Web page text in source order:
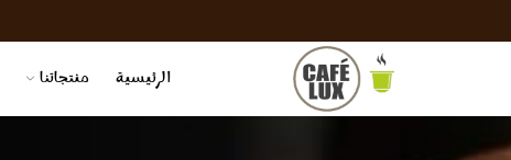
الرئيسية منتجاتنا